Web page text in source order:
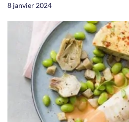
8 janvier 2024